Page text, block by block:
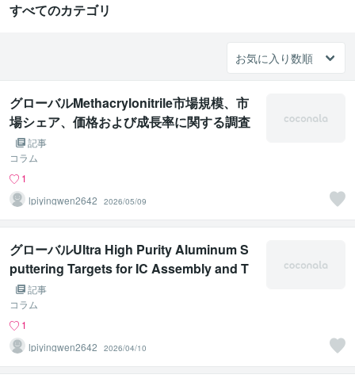
すべてのカテゴリ
グローバルMethacrylonitrile市場規模、市
場シェア、価格および成長率に関する調査
レポート 2026年
記事
コラム
1
lpiyingwen2642
2026/05/09
グローバルUltra High Purity Aluminum S
puttering Targets for IC Assembly and T
esting市場規模、市場シェア、価格および
成長率に関する調査レポート 2026年
記事
コラム
1
lpiyingwen2642
2026/04/10